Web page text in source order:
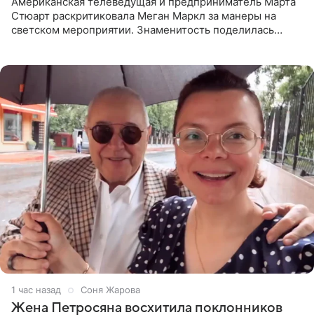
Стюарт раскритиковала Меган Маркл за манеры на
светском мероприятии. Знаменитость поделилась
1 час назад Соня Жарова
Жена Петросяна восхитила поклонников